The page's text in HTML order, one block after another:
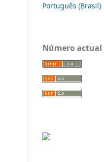
Português (Brasil)
Número actual